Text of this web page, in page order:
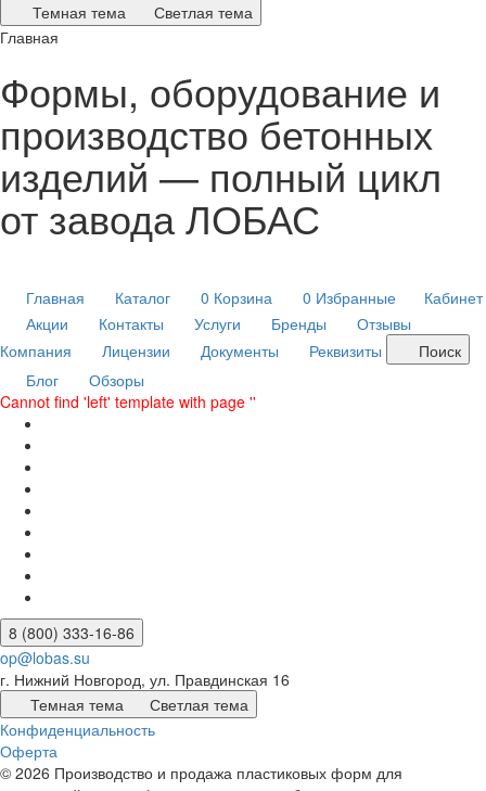
Темная тема
Светлая тема
Главная
Формы, оборудование и
производство бетонных
изделий — полный цикл
от завода ЛОБАС
Главная Каталог 0 Корзина 0 Избранные
Кабинет
Акции
Контакты Услуги Бренды
Отзывы
Компания
Лицензии Документы Реквизиты
Поиск
Блог
Обзоры
Cannot find 'left' template with page ''
8 (800) 333-16-86
op@lobas.su
г. Нижний Новгород, ул. Правдинская 16
Темная тема
Светлая тема
Конфиденциальность
Оферта
© 2026 Производство и продажа пластиковых форм для